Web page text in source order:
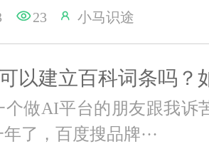
23 小马识途
个做AI平台的朋友跟我诉
了，百度搜品牌···